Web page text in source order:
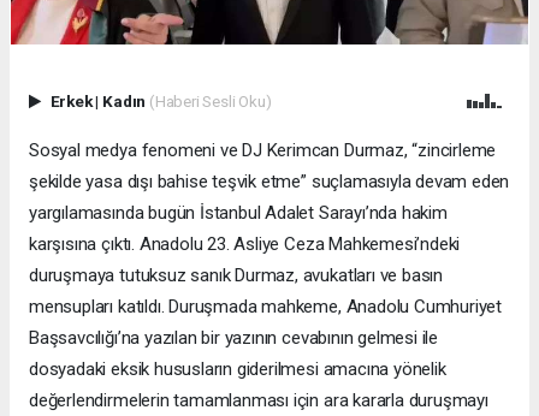
Erkek| Kadın (Haberi Sesli Oku)
Sosyal medya fenomeni ve DJ Kerimcan Durmaz, “zincirleme
şekilde yasa dışı bahise teşvik etme” suçlamasıyla devam eden
yargılamasında bugün İstanbul Adalet Sarayı’nda hakim
karşısına çıktı. Anadolu 23. Asliye Ceza Mahkemesi’ndeki
duruşmaya tutuksuz sanık Durmaz, avukatları ve basın
mensupları katıldı. Duruşmada mahkeme, Anadolu Cumhuriyet
Başsavcılığı’na yazılan bir yazının cevabının gelmesi ile
dosyadaki eksik hususların giderilmesi amacına yönelik
değerlendirmelerin tamamlanması için ara kararla duruşmayı